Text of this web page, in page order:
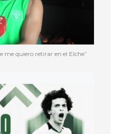
me quiero retirar en el Elche”